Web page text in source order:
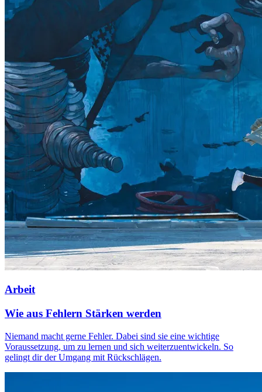
Arbeit
Wie aus Fehlern Stärken werden
Niemand macht gerne Fehler. Dabei sind sie eine wichtige
Voraussetzung, um zu lernen und sich weiterzuentwickeln. So
gelingt dir der Umgang mit Rückschlägen.